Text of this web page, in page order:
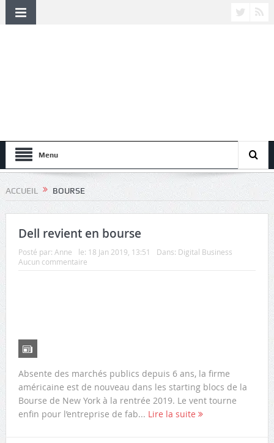
Menu
ACCUEIL BOURSE
Dell revient en bourse
Posté par: Anne le: 18 Jan 2019, 13:51 Dans: Digital Business
Aucun commentaire
Absente des marchés publics depuis 6 ans, la firme
américaine est de nouveau dans les starting blocs de la
Bourse de New York à la rentrée 2019. Le vent tourne
enfin pour l’entreprise de fab... Lire la suite